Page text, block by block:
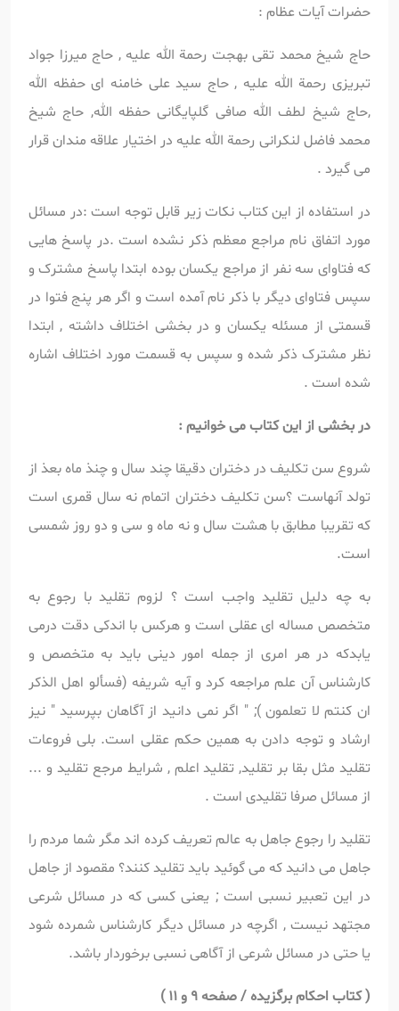
حضرات آیات عظام :
حاج شیخ محمد تقی بهجت رحمة الله علیه , حاج میرزا جواد
تبریزی رحمة الله علیه , حاج سید علی خامنه ای حفظه الله
,حاج شیخ لطف الله صافی گلپایگانیحفظه الله, حاج شیخ
محمد فاضل لنکرانی رحمة الله علیه در اختیار علاقه مندان قرار
می گیرد .
در استفاده از این کتاب نکات زیر قابل توجه است :در مسائل
مورد اتفاق نام مراجع معظم ذکر نشده است .در پاسخ هایی
که فتاوای سه نفر از مراجع یکسان بوده ابتدا پاسخ مشترک و
سپس فتاوای دیگر با ذکر نام آمده است و اگر هر پنج فتوا در
قسمتی از مسئله یکسان و در بخشی اختلاف داشته , ابتدا
نظر مشترک ذکر شده و سپس به قسمت مورد اختلاف اشاره
شده است .
در بخشی از این کتاب می خوانیم :
شروع سن تکلیف در دختران دقیقا چند سال و چنذ ماه بعذ از
تولد آنهاست ؟سن تکلیف دختران اتمام نه سال قمری است
که تقریبا مطابق با هشت سال و نه ماه و سی و دو روز شمسی
است.
به چه دلیل تقلید واجب است ؟ لزوم تقلید با رجوع به
متخصص مساله ای عقلی است و هرکس با اندکی دقت درمی
یابدکه در هر امری از جمله امور دینی باید به متخصص و
کارشناس آن علم مراجعه کرد و آیه شریفه (فسألو اهل الذکر
ان کنتم لا تعلمون ); " اگر نمی دانید از آگاهان بپرسید " نیز
ارشاد و توجه دادن به همین حکم عقلی است. بلی فروعات
تقلید مثل بقا بر تقلید, تقلید اعلم , شرایط مرجع تقلید و ...
از مسائل صرفا تقلیدی است .
تقلید را رجوع جاهل به عالم تعریف کرده اند مگر شما مردم را
جاهل می دانید که می گوئید باید تقلید کنند؟ مقصود از جاهل
در این تعبیر نسبی است ; یعنی کسی که در مسائل شرعی
مجتهد نیست , اگرچه در مسائل دیگر کارشناس شمرده شود
یا حتی در مسائل شرعی از آگاهی نسبی برخوردار باشد.
(کتاب احکام برگزیده / صفحه 9 و 11 )